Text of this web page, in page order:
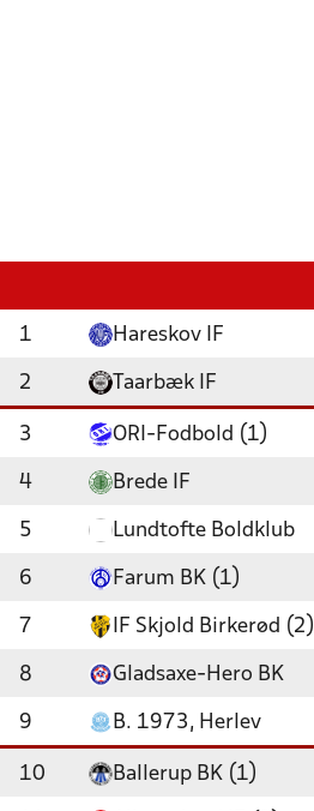
1 Hareskov IF
2 Taarbæk IF
3 ORI-Fodbold (1)
4 Brede IF
5 Lundtofte Boldklub
6 Farum BK (1)
7 IF Skjold Birkerød (2)
8 Gladsaxe-Hero BK
9 B. 1973, Herlev
10 Ballerup BK (1)